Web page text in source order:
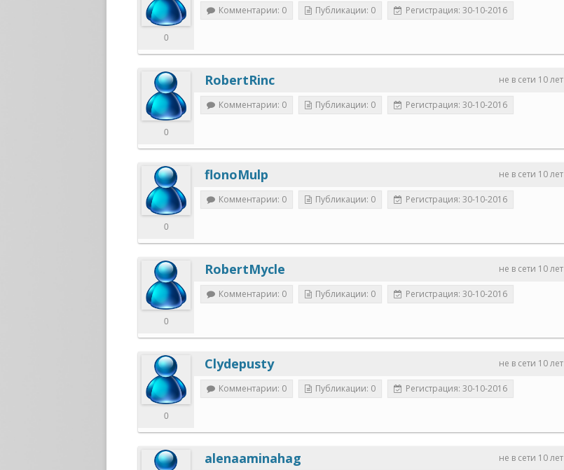
0
Комментарии: 0 Публикации: 0 Регистрация: 30-10-2016
не в сети 10 лет
RobertRinc
0
Комментарии: 0 Публикации: 0 Регистрация: 30-10-2016
не в сети 10 лет
flonoMulp
0
Комментарии: 0 Публикации: 0 Регистрация: 30-10-2016
не в сети 10 лет
RobertMycle
0
Комментарии: 0 Публикации: 0 Регистрация: 30-10-2016
не в сети 10 лет
Clydepusty
0
Комментарии: 0 Публикации: 0 Регистрация: 30-10-2016
не в сети 10 лет
alenaaminahag